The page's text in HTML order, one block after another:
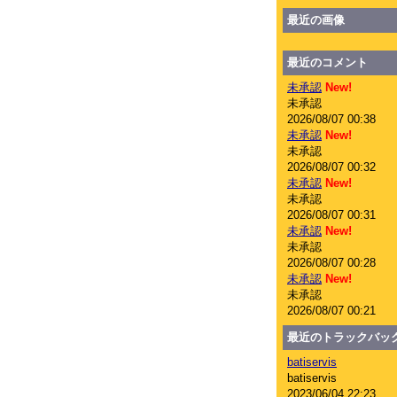
最近の画像
最近のコメント
未承認 New!
未承認
2026/08/07 00:38
未承認 New!
未承認
2026/08/07 00:32
未承認 New!
未承認
2026/08/07 00:31
未承認 New!
未承認
2026/08/07 00:28
未承認 New!
未承認
2026/08/07 00:21
最近のトラックバッ
batiservis
batiservis
2023/06/04 22:23